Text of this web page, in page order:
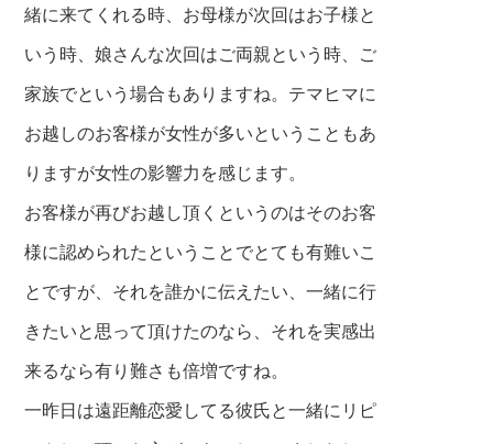
緒に来てくれる時、お母様が次回はお子様と
いう時、娘さんな次回はご両親という時、ご
家族でという場合もありますね。テマヒマに
お越しのお客様が女性が多いということもあ
りますが女性の影響力を感じます。
お客様が再びお越し頂くというのはそのお客
様に認められたということでとても有難いこ
とですが、それを誰かに伝えたい、一緒に行
きたいと思って頂けたのなら、それを実感出
来るなら有り難さも倍増ですね。
一昨日は遠距離恋愛してる彼氏と一緒にリピ